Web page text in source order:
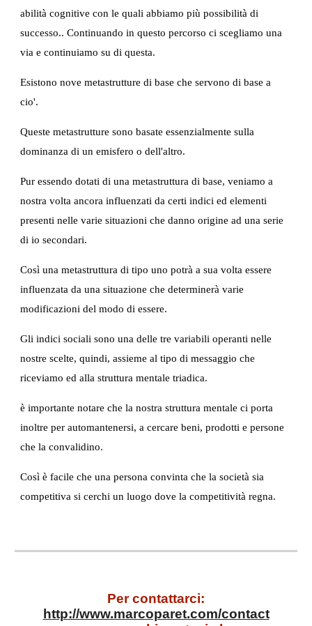
abilità cognitive con le quali abbiamo più possibilità di
successo.. Continuando in questo percorso ci scegliamo una
via e continuiamo su di questa.
Esistono nove metastrutture di base che servono di base a
cio'.
Queste metastrutture sono basate essenzialmente sulla
dominanza di un emisfero o dell'altro.
Pur essendo dotati di una metastruttura di base, veniamo a
nostra volta ancora influenzati da certi indici ed elementi
presenti nelle varie situazioni che danno origine ad una serie
di io secondari.
Così una metastruttura di tipo uno potrà a sua volta essere
influenzata da una situazione che determinerà varie
modificazioni del modo di essere.
Gli indici sociali sono una delle tre variabili operanti nelle
nostre scelte, quindi, assieme al tipo di messaggio che
riceviamo ed alla struttura mentale triadica.
è importante notare che la nostra struttura mentale ci porta
inoltre per automantenersi, a cercare beni, prodotti e persone
che la convalidino.
Così è facile che una persona convinta che la società sia
competitiva si cerchi un luogo dove la competitività regna.
Per contattarci:
http://www.marcoparet.com/contact